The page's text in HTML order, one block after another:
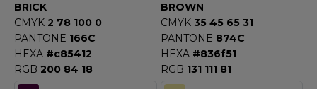
DUICK
BRICK
CMYK 2 78 100 0
PANTONE 166C
HEXA #c85412
RGB 200 84 18
BROWN
CMYK 35 45 65 31
PANTONE 874C
HEXA #836f51
RGB 131 111 81